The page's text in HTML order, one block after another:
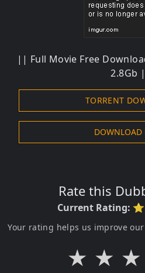
|| Full Movie Free
2.8Gb
TORRENT
DOWNLOAD
Rate this
Current Rating:
Your rating helps us improve
★ ★ ★